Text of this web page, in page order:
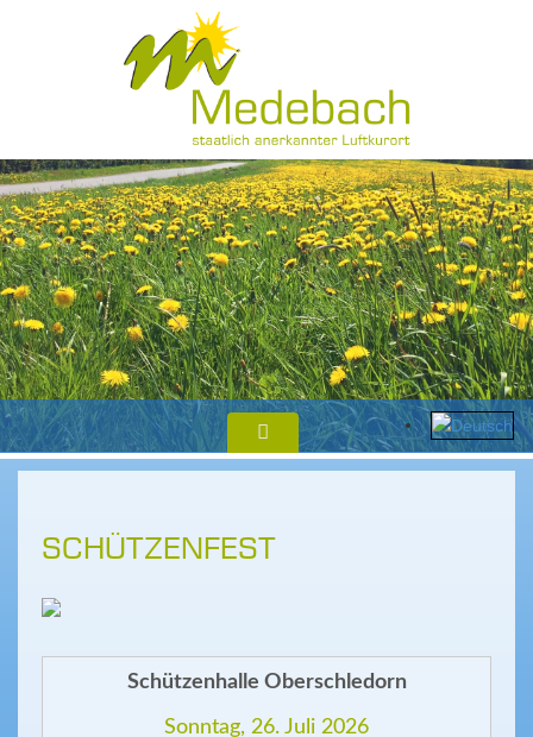
SCHÜTZENFEST
Schützenhalle Oberschledorn
Sonntag, 26. Juli 2026